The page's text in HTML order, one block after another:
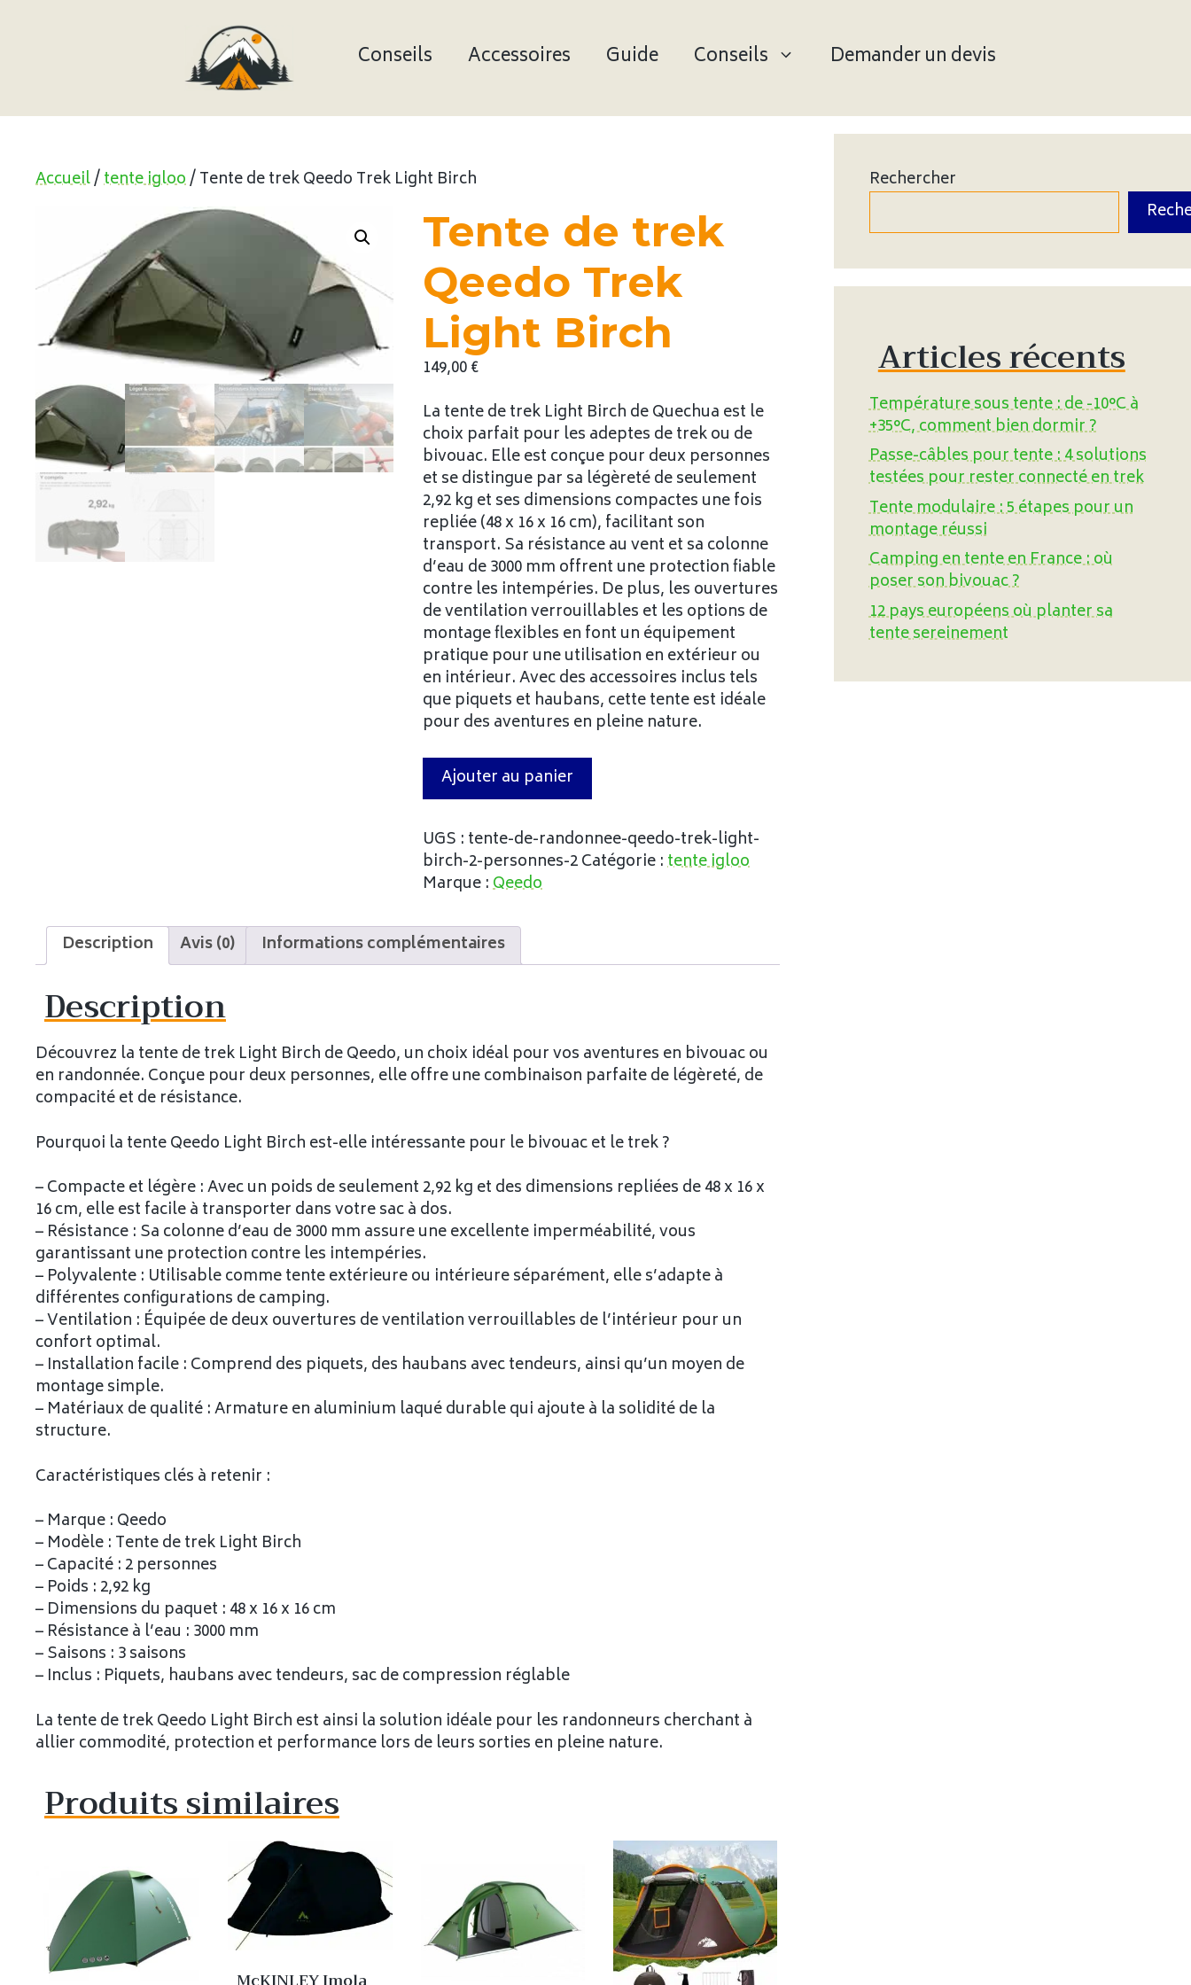
Conseils Accessoires Guide Conseils Demander un devis
Accueil/tente igloo/ Tente de trek Qeedo Trek Light Birch
Tente de trek
Qeedo Trek
Light Birch
149,00€
La tente de trek Light Birch de Quechua est le
choix parfait pour les adeptes de trek ou de
bivouac. Elle est conçue pour deux personnes
et se distingue par sa légèreté de seulement
2,92 kg et ses dimensions compactes une fois
repliée (48 x 16 x 16 cm), facilitant son
transport. Sa résistance au vent et sa colonne
d’eau de 3000 mm offrent une protection fiable
contre les intempéries. De plus, les ouvertures
de ventilation verrouillables et les options de
montage flexibles en font un équipement
pratique pour une utilisation en extérieur ou
en intérieur. Avec des accessoires inclus tels
que piquets et haubans, cette tente est idéale
pour des aventures en pleine nature.
Ajouter au panier
UGS : tente-de-randonnee-qeedo-trek-light-
birch-2-personnes-2Catégorie :tente igloo
Marque :Qeedo
Description Avis (0) Informations complémentaires
Description
Découvrez la tente de trek Light Birch de Qeedo, un choix idéal pour vos aventures en bivouac ou
en randonnée. Conçue pour deux personnes, elle offre une combinaison parfaite de légèreté, de
compacité et de résistance.
Pourquoi la tente Qeedo Light Birch est-elle intéressante pour le bivouac et le trek ?
– Compacte et légère : Avec un poids de seulement 2,92 kg et des dimensions repliées de 48 x 16 x
16 cm, elle est facile à transporter dans votre sac à dos.
– Résistance : Sa colonne d’eau de 3000 mm assure une excellente imperméabilité, vous
garantissant une protection contre les intempéries.
– Polyvalente : Utilisable comme tente extérieure ou intérieure séparément, elle s’adapte à
différentes configurations de camping.
– Ventilation : Équipée de deux ouvertures de ventilation verrouillables de l’intérieur pour un
confort optimal.
– Installation facile : Comprend des piquets, des haubans avec tendeurs, ainsi qu’un moyen de
montage simple.
– Matériaux de qualité : Armature en aluminium laqué durable qui ajoute à la solidité de la
structure.
Caractéristiques clés à retenir :
– Marque : Qeedo
– Modèle : Tente de trek Light Birch
– Capacité : 2 personnes
– Poids : 2,92 kg
– Dimensions du paquet : 48 x 16 x 16 cm
– Résistance à l’eau : 3000 mm
– Saisons : 3 saisons
– Inclus : Piquets, haubans avec tendeurs, sac de compression réglable
La tente de trek Qeedo Light Birch est ainsi la solution idéale pour les randonneurs cherchant à
allier commodité, protection et performance lors de leurs sorties en pleine nature.
Produits similaires
Rechercher
Articles récents
Température sous tente : de -10°C à
+35°C, comment bien dormir ?
Passe-câbles pour tente : 4 solutions
testées pour rester connecté en trek
Tente modulaire : 5 étapes pour un
montage réussi
Camping en tente en France : où
poser son bivouac ?
12 pays européens où planter sa
tente sereinement